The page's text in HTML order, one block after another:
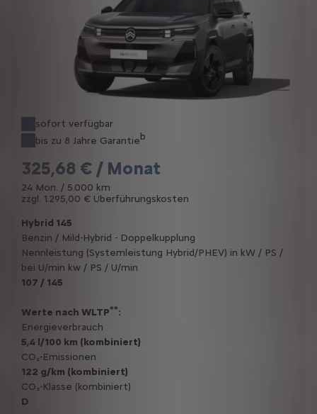
sofort verfügbar
bis zu 8 Jahre Garantieb
325,68 € / Monat
24 Mon. / 5.000 km
zzgl. 1.295,00 € Überführungskosten
Hybrid 145
Benzin / Mild-Hybrid - Doppelkupplung
Nennleistung (Systemleistung Hybrid/PHEV) in kW / PS /
bei U/min kw / PS / U/min
107 / 145
Werte nach WLTP**:
Energieverbrauch
5,4 l/100 km (kombiniert)
CO₂-Emissionen
122 g/km (kombiniert)
CO₂-Klasse (kombiniert)
D